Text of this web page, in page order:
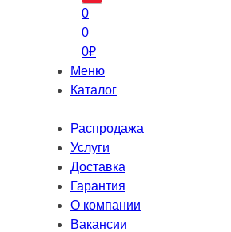
0
0
0₽
Меню
Каталог
Распродажа
Услуги
Доставка
Гарантия
О компании
Вакансии